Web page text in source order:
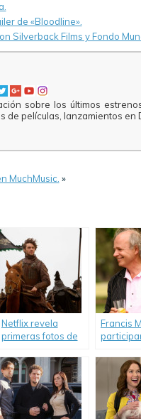
de «Bloodline».
Silverback Films y Fondo
sobre los últimos
de películas, lanzamientos en
MuchMusic. »
Netflix revela
primeras fotos de
confirma fecha de
estreno.
Francis
Netflix.